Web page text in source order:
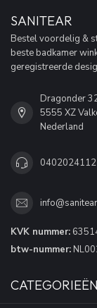
SANITEAR
Bestel voordelig &
beste badkamer
geregistreerde
Dragonder
5555 XZ
Nederland
0402024112
KVK nummer:
btw-nummer:
CATEGORIEËN